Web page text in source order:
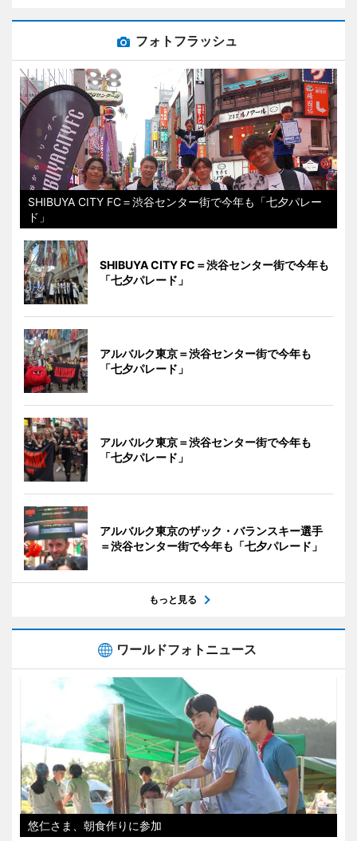
フォトフラッシュ
SHIBUYA CITY FC＝渋谷センター街で今年も「七夕パレー
ド」
SHIBUYA CITY FC＝渋谷センター街で今年も
「七夕パレード」
アルバルク東京＝渋谷センター街で今年も
「七夕パレード」
アルバルク東京＝渋谷センター街で今年も
「七夕パレード」
アルバルク東京のザック・バランスキー選手
＝渋谷センター街で今年も「七夕パレード」
もっと見る
ワールドフォトニュース
悠仁さま、朝食作りに参加